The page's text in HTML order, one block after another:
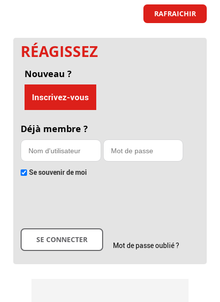
RAFRAICHIR
RÉAGISSEZ
Nouveau ?
Inscrivez-vous
Déjà membre ?
Se souvenir de moi
Mot de passe oublié ?